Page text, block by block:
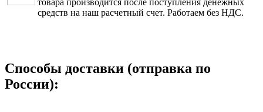
средств на наш расчетный счет. Работаем без НДС.
Способы доставки (отправка по
России):